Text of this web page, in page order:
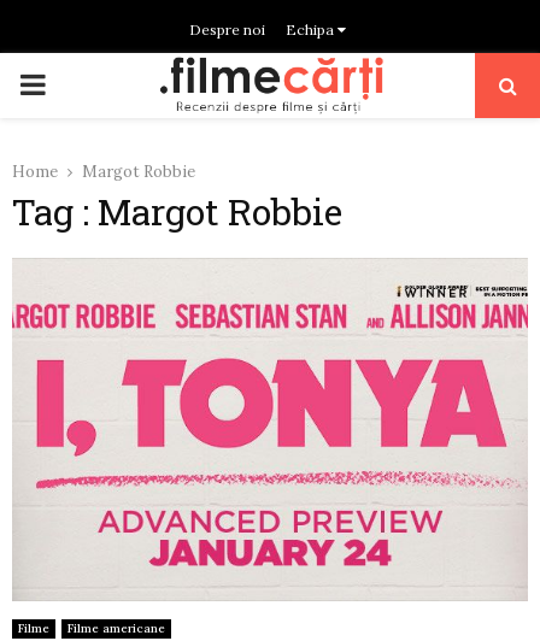
Despre noi Echipa
PRIMARY
Home Margot Robbie
Tag : Margot Robbie
Filme Filme americane